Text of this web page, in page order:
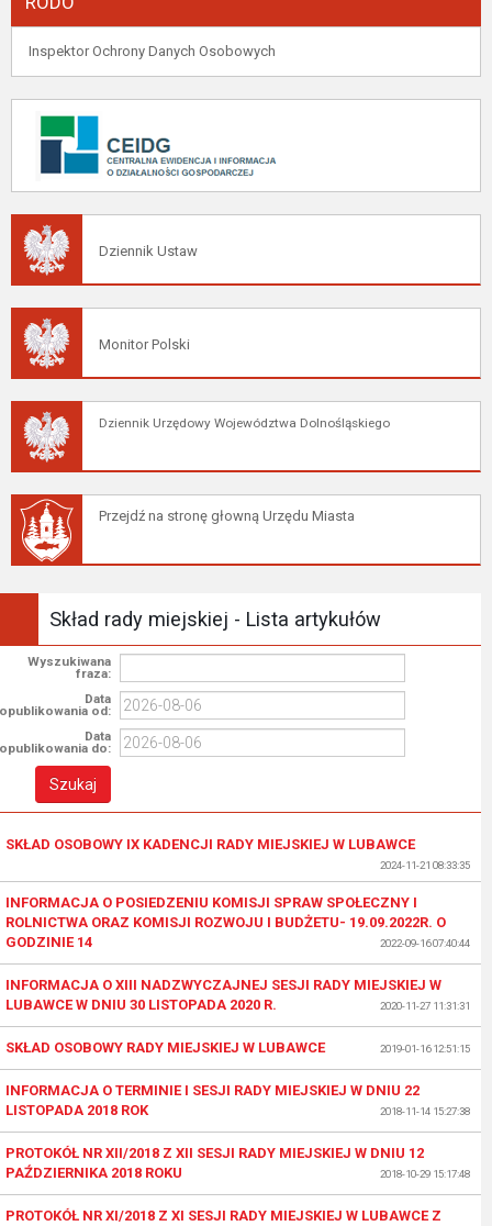
Inspektor Ochrony Danych Osobowych
Dziennik Ustaw
Monitor Polski
Dziennik Urzędowy Województwa Dolnośląskiego
Przejdź na stronę głowną Urzędu Miasta
Skład rady miejskiej - Lista artykułów
Wyszukiwana
fraza:
Data
opublikowania od:
Data
opublikowania do:
SKŁAD OSOBOWY IX KADENCJI RADY MIEJSKIEJ W LUBAWCE
2024-11-21 08:33:35
INFORMACJA O POSIEDZENIU KOMISJI SPRAW SPOŁECZNY I
ROLNICTWA ORAZ KOMISJI ROZWOJU I BUDŻETU- 19.09.2022R. O
GODZINIE 14
2022-09-16 07:40:44
INFORMACJA O XIII NADZWYCZAJNEJ SESJI RADY MIEJSKIEJ W
LUBAWCE W DNIU 30 LISTOPADA 2020 R.
2020-11-27 11:31:31
SKŁAD OSOBOWY RADY MIEJSKIEJ W LUBAWCE 2019-01-16 12:51:15
INFORMACJA O TERMINIE I SESJI RADY MIEJSKIEJ W DNIU 22
LISTOPADA 2018 ROK
2018-11-14 15:27:38
PROTOKÓŁ NR XII/2018 Z XII SESJI RADY MIEJSKIEJ W DNIU 12
PAŹDZIERNIKA 2018 ROKU
2018-10-29 15:17:48
PROTOKÓŁ NR XI/2018 Z XI SESJI RADY MIEJSKIEJ W LUBAWCE Z